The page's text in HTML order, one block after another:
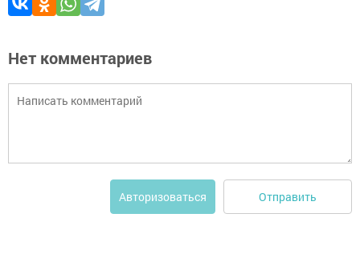
Нет комментариев
Авторизоваться Отправить